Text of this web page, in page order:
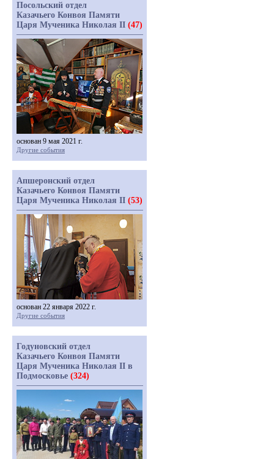
Посольский отдел
Казачьего Конвоя Памяти
Царя Мученика Николая II (47)
основан 9 мая 2021 г.
Другие события
Апшеронский отдел
Казачьего Конвоя Памяти
Царя Мученика Николая II (53)
основан 22 января 2022 г.
Другие события
Годуновский отдел
Казачьего Конвоя Памяти
Царя Мученика Николая II в
Подмосковье (324)